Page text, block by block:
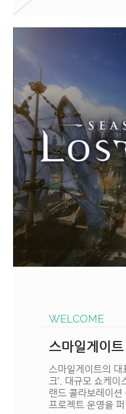
WELCOME
2026년 게임
게임과 문화를 연
‘게임문화축제
열리는 50부스 규
대회, 공연, 이벤트